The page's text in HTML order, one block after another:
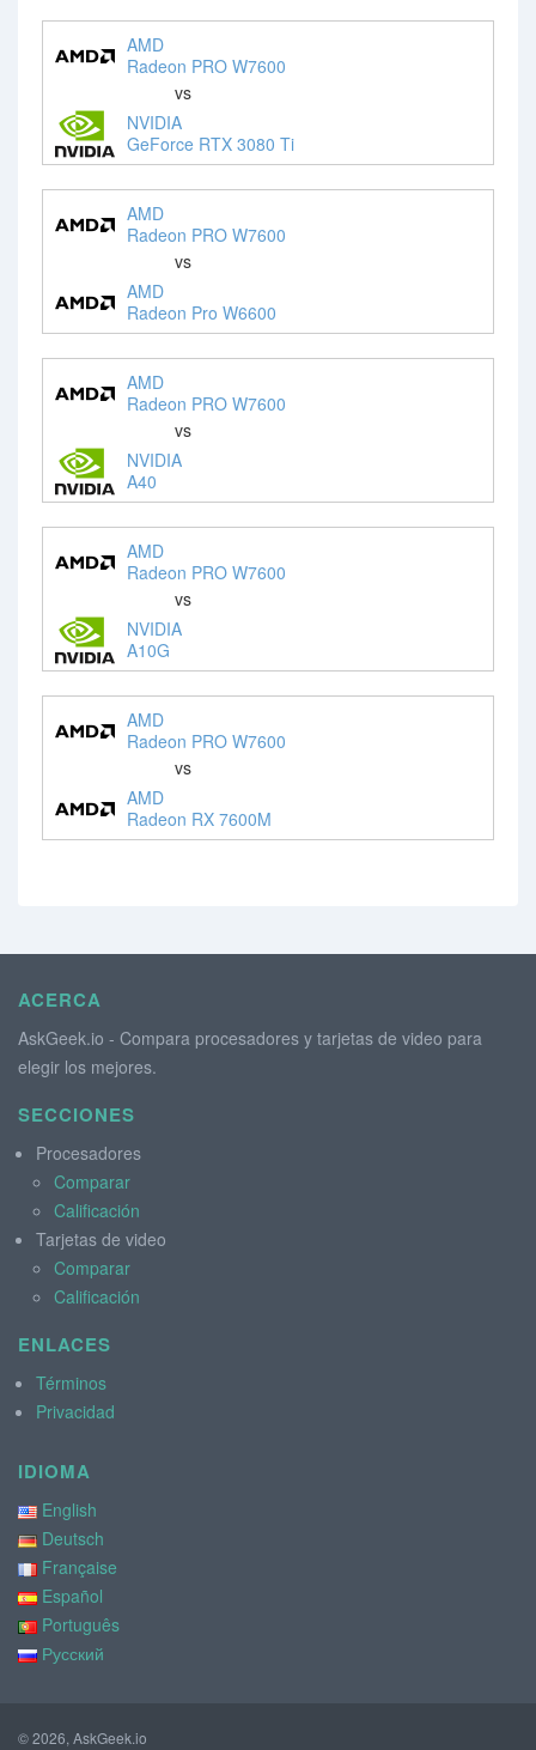
AMD
Radeon PRO W7600
vs
NVIDIA
GeForce RTX 3080 Ti
AMD
Radeon PRO W7600
vs
AMD
Radeon Pro W6600
AMD
Radeon PRO W7600
vs
NVIDIA
A40
AMD
Radeon PRO W7600
vs
NVIDIA
A10G
AMD
Radeon PRO W7600
vs
AMD
Radeon RX 7600M
ACERCA
AskGeek.io - Compara procesadores y tarjetas de video para
elegir los mejores.
SECCIONES
Procesadores
Comparar
Calificación
Tarjetas de video
Comparar
Calificación
ENLACES
Términos
Privacidad
IDIOMA
English
Deutsch
Française
Español
Português
Русский
© 2026, AskGeek.io